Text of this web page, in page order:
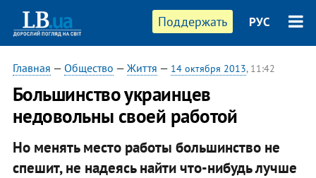
Поддержать РУС
Главная — Общество — Життя — 14 октября 2013, 11:42
Большинство украинцев
недовольны своей работой
Но менять место работы большинство не
спешит, не надеясь найти что-нибудь лучше